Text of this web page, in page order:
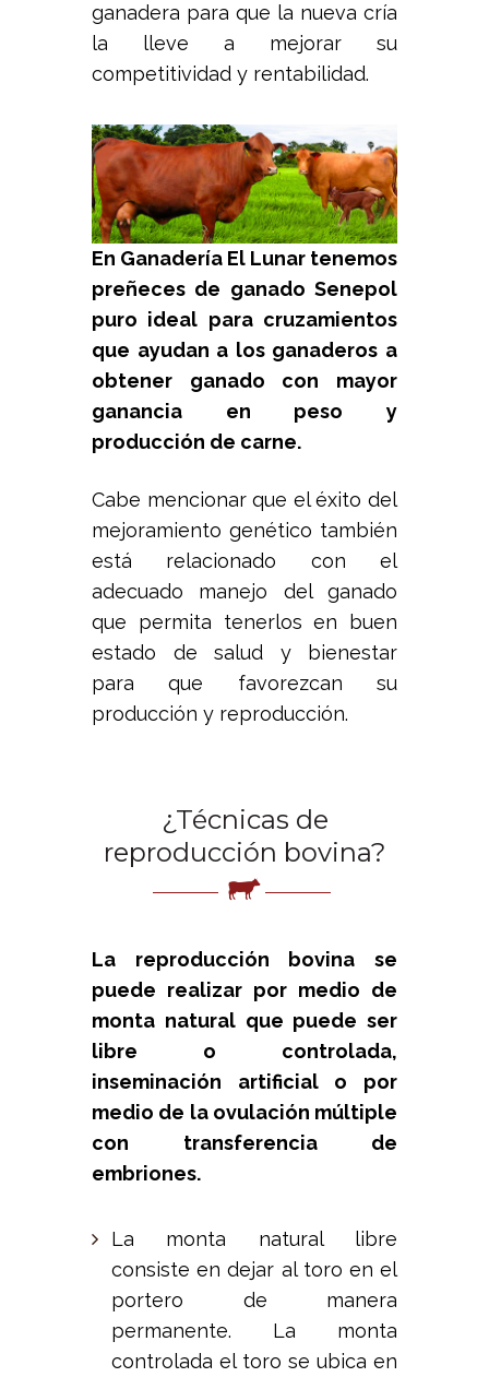
ganadera para que la nueva cría
la lleve a mejorar su
competitividad y rentabilidad.
En Ganadería El Lunar tenemos
preñeces de ganado Senepol
puro ideal para cruzamientos
que ayudan a los ganaderos a
obtener ganado con mayor
ganancia en peso y
producción de carne.
Cabe mencionar que el éxito del
mejoramiento genético también
está relacionado con el
adecuado manejo del ganado
que permita tenerlos en buen
estado de salud y bienestar
para que favorezcan su
producción y reproducción.
¿Técnicas de
reproducción bovina?
La reproducción bovina se
puede realizar por medio de
monta natural que puede ser
libre o controlada,
inseminación artificial o por
medio de la ovulación múltiple
con transferencia de
embriones.
La monta natural libre
consiste en dejar al toro en el
portero de manera
permanente. La monta
controlada el toro se ubica en